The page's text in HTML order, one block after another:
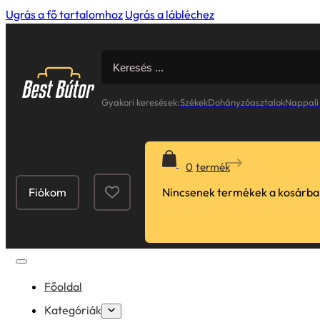
Ugrás a fő tartalomhoz Ugrás a lábléchez
for:
Gyakori keresések:SzékekDohányzóasztalok
Fiókom
0
Nincsenek termékek a
Főoldal
Kategóriák